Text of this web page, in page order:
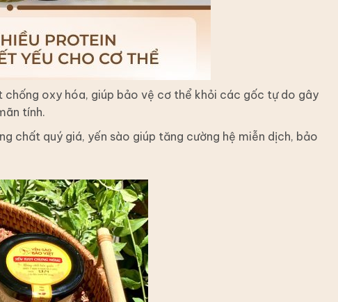
chống oxy hóa, giúp bảo vệ cơ thể khỏi các gốc tự do gây
tính.
chất quý giá, yến sào giúp tăng cường hệ miễn dịch, bảo